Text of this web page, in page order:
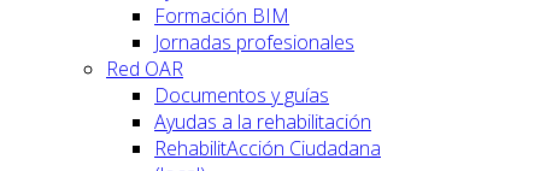
Formación BIM
Jornadas profesionales
Red OAR
Documentos y guías
Ayudas a la rehabilitación
RehabilitAcción Ciudadana